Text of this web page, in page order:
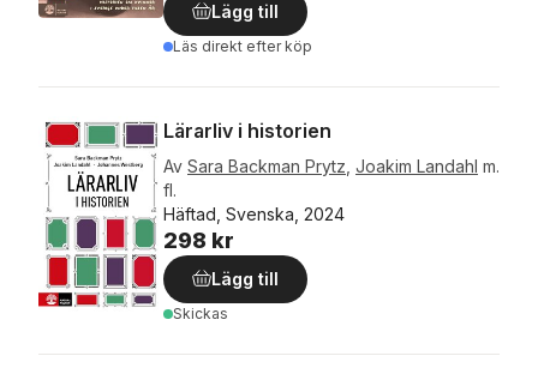
Lägg till
Läs direkt efter köp
Lärarliv i historien
Av Sara Backman Prytz Joakim Landahl m.
fl.
Häftad, Svenska, 2024
298 kr
Lägg till
Skickas